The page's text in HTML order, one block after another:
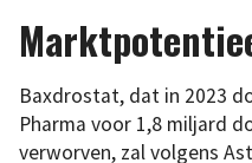
Baxdrostat, dat in 2023
Pharma voor 1,8 miljard
verworven, zal volgens